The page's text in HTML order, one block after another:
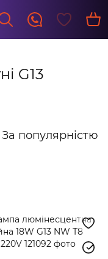
G13
За популярністю